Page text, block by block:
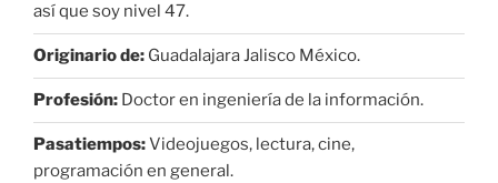
así que soy nivel 47.
Originario de: Guadalajara Jalisco México.
Profesión: Doctor en ingeniería de la información.
Pasatiempos:Videojuegos, lectura, cine,
programación en general.